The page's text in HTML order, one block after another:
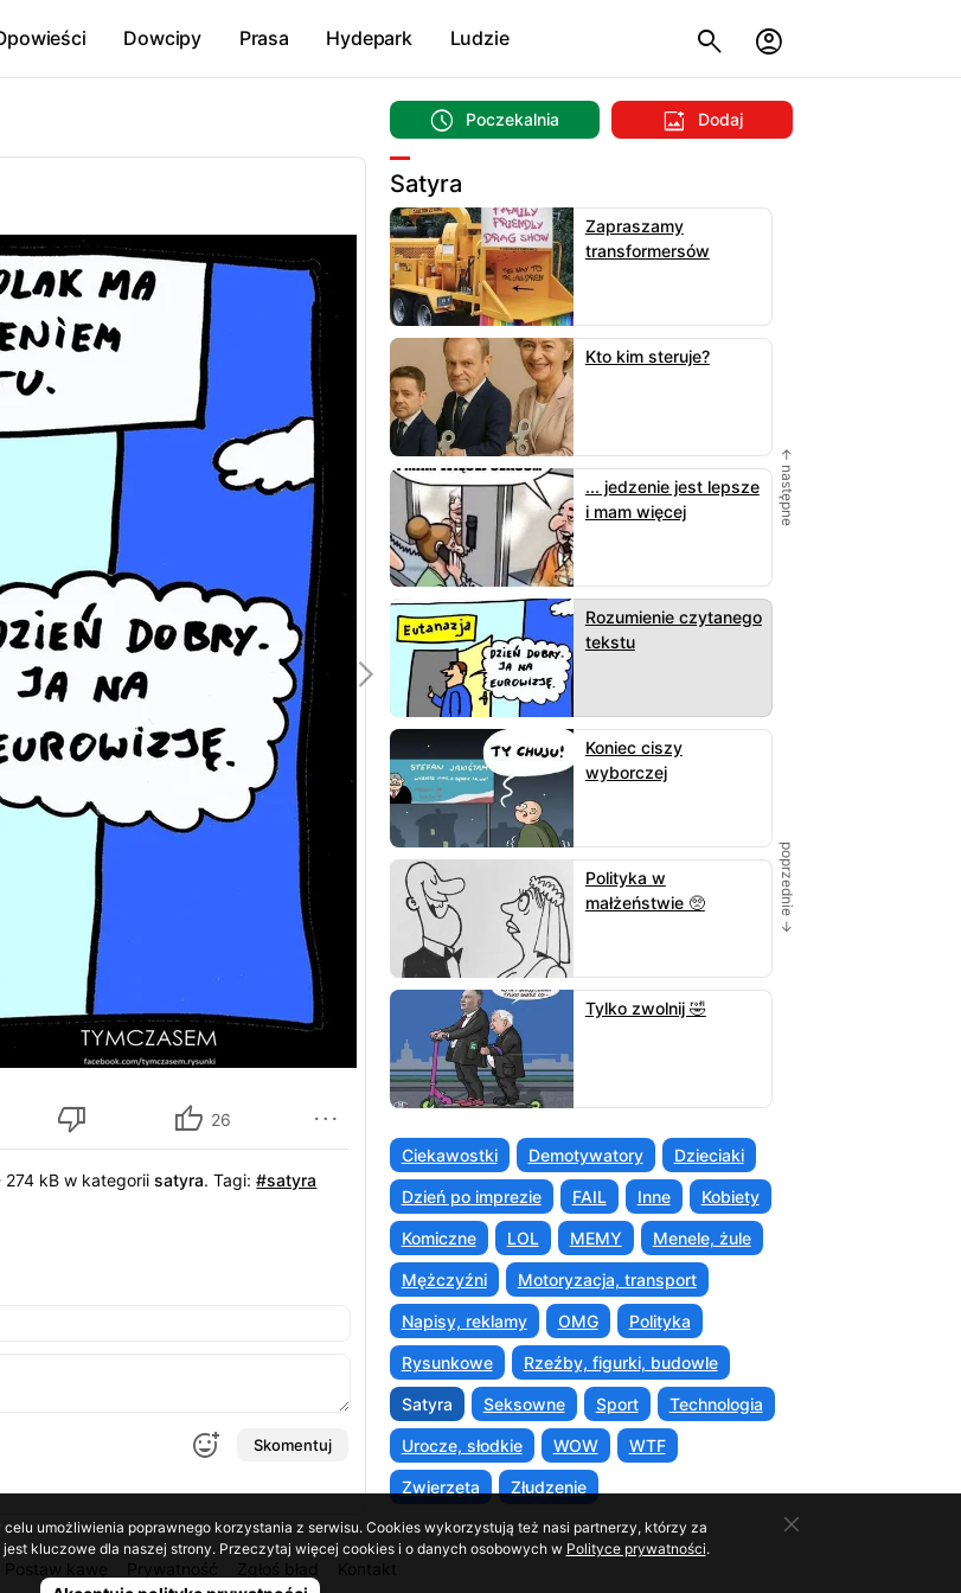
Dowcipy Prasa Hydepark Ludzie
26
274 kB w kategoriisatyra.Tagi:#satyra
Skomentuj
Poczekalnia Dodaj
Satyra
Zapraszamy
transformersów
Kto kim steruje?
... jedzenie jest lepsze
i mam więcej
Rozumienie czytanego
tekstu
Koniec ciszy
wyborczej
Polityka w
małżeństwie 🥺
Tylko zwolnij 🤣
← następne
poprzednie →
Ciekawostki Demotywatory Dzieciaki
Dzień po imprezie FAIL Inne Kobiety
Komiczne LOL MEMY Menele, żule
Mężczyźni Motoryzacja, transport
Napisy, reklamy OMG Polityka
Rysunkowe Rzeźby, figurki, budowle
Satyra Seksowne Sport Technologia
Urocze, słodkie WOW WTF
Zwierzęta Złudzenie
Postaw kawę Prywatność Zgłoś błąd
Kontakt
umożliwienia poprawnego korzystania z serwisu. Cookies wykorzystują też nasi partnerzy, którzy za
kluczowe dla naszej strony. Przeczytaj więcej cookies i o danych osobowych w Polityce prywatności.